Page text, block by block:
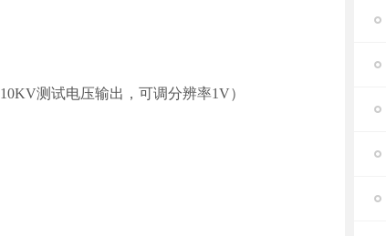
10KV测试电压输出，可调分辨率1V）